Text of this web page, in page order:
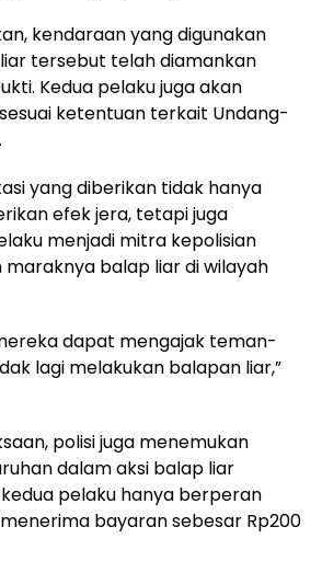
kendaraan yang digunakan
tersebut telah diamankan
Kedua pelaku juga akan
ketentuan terkait Undang-
yang diberikan tidak hanya
efek jera, tetapi juga
menjadi mitra kepolisian
balap liar di wilayah
dapat mengajak teman-
lagi melakukan balapan liar,”
polisi juga menemukan
dalam aksi balap liar
pelaku hanya berperan
bayaran sebesar Rp200